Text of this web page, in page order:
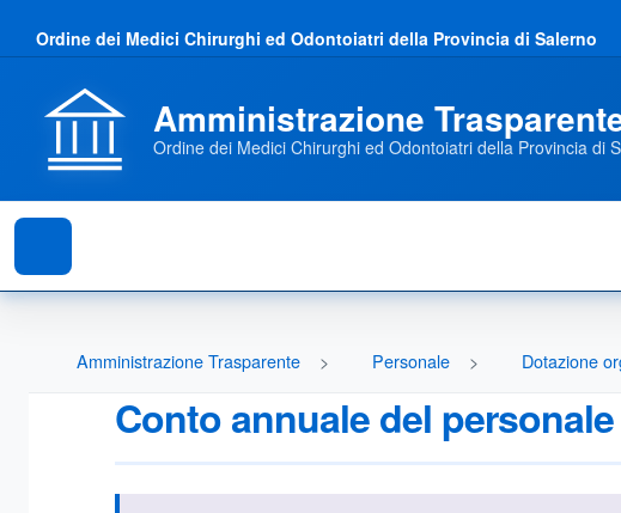
Ordine dei Medici Chirurghi ed Odontoiatri della Provincia di Salerno
Amministrazione
Ordine dei Medici Chirurghi ed Odontoiatri della Provincia di
Amministrazione Trasparente Personale Dotazione
Conto annuale del personale